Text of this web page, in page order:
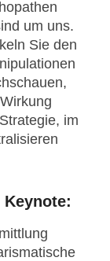
um uns.
Sie den
im
Keynote: